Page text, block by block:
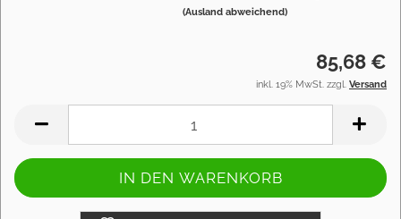
(Ausland abweichend)
85,68 €
inkl. 19% MwSt. zzgl. Versand